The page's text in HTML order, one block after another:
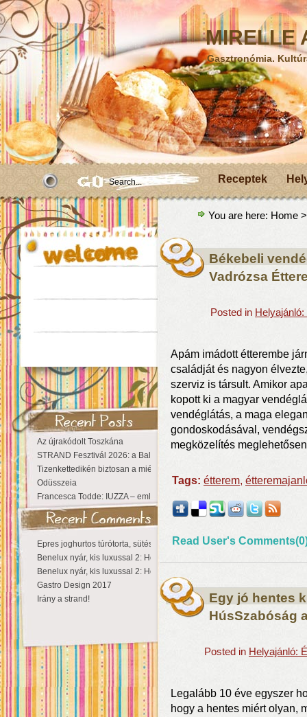
MIRELLE
Gasztronómia.
Receptek
Az újrakódolt Toszkána
STRAND Fesztivál 2026: a Balaton partján a nyár még tart!
Tizenkettedikén biztosan a miénk a Sziget!
Odüsszeia
Francesca Todde: IUZZA – emlékezet, táj és irodalom találkozása a Mai
Epres joghurtos túrótorta, sütés nélkül
Benelux nyár, kis luxussal 2: Hollandia
Benelux nyár, kis luxussal 2: Hollandia
Gastro Design 2017
Irány a strand!
You are here: Home
Békebeli
Vadrózsa
Posted in
Apám imádott étterembe
családját és nagyon
szerviz is társult. Amikor
kopott ki a magyar
vendéglátás, a maga
gondoskodásával,
megközelítés
Tags: étterem,
Read User's
Egy jó hentes
HúsSzabóság
Posted in Helyajánló:
Legalább 10 éve egyszer
hogy a hentes miért olyan,